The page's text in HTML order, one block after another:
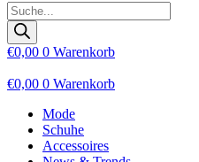
Products
search
€0,00 0 Warenkorb
€0,00 0 Warenkorb
Mode
Schuhe
Accessoires